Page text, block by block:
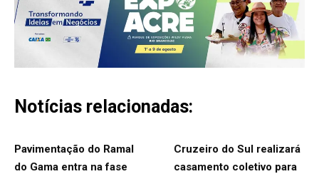
Notícias relacionadas:
Pavimentação do Ramal
do Gama entra na fase
Cruzeiro do Sul realizará
casamento coletivo para